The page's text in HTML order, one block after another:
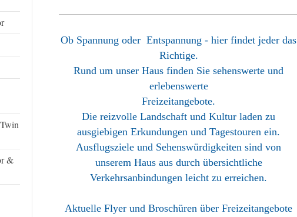
&
Ob Spannung oder Entspannung - hier findet jeder das
Richtige.
Rund um unser Haus finden Sie sehenswerte und
erlebenswerte
Freizeitangebote.
Die reizvolle Landschaft und Kultur laden zu
ausgiebigen Erkundungen und Tagestouren ein.
Ausflugsziele und Sehenswürdigkeiten sind von
unserem Haus aus durch übersichtliche
Verkehrsanbindungen leicht zu erreichen.
Aktuelle Flyer und Broschüren über Freizeitangebote